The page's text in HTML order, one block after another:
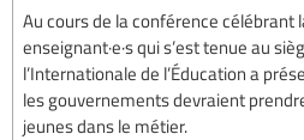
Au cours de la conférence célébrant
enseignant·e·s qui s’est tenue au
l’Internationale de l’Éducation a
les gouvernements devraient
jeunes dans le métier.